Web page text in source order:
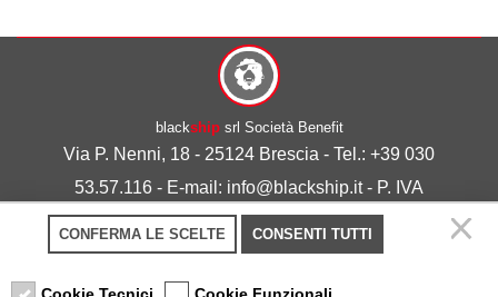
blackshipsrl Società Benefit
Via P. Nenni, 18 - 25124 Brescia - Tel.: +39 030
53.57.116 - E-mail: info@blackship.it - P. IVA
03492980986
Privacy policy-Cookie policy
CONFERMA LE SCELTE CONSENTI TUTTI